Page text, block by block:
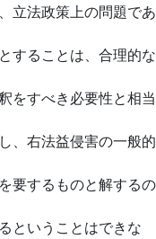
立法政策上の問題であ
することは、合理的な
をすべき必要性と相当
、右法益侵害の一般的
要するものと解するの
ということはできな